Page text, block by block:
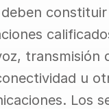
transmisión
u
Los